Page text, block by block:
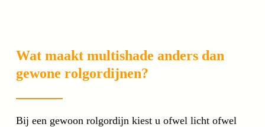
Wat maakt multishade anders dan
gewone rolgordijnen?
Bij een gewoon rolgordijn kiest u ofwel licht ofwel